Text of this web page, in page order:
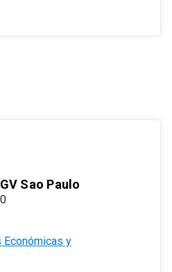
Sao Paulo
Económicas y